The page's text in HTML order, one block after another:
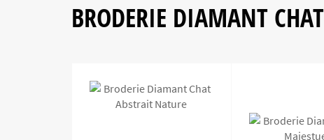
BRODERIE DIAMANT CHAT